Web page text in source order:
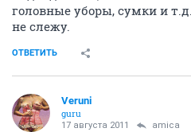
головные уборы, сумки и
не слежу.
ОТВЕТИТЬ
Veruni
guru
17 августа 2011 amica